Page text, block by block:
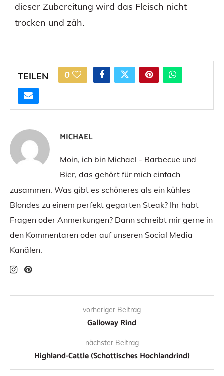
dieser Zubereitung wird das Fleisch nicht
trocken und zäh.
TEILEN 0
MICHAEL
Moin, ich bin Michael - Barbecue und
Bier, das gehört für mich einfach
zusammen. Was gibt es schöneres als ein kühles
Blondes zu einem perfekt gegarten Steak? Ihr habt
Fragen oder Anmerkungen? Dann schreibt mir gerne in
den Kommentaren oder auf unseren Social Media
Kanälen.
vorheriger Beitrag
Galloway Rind
nächster Beitrag
Highland-Cattle (Schottisches Hochlandrind)